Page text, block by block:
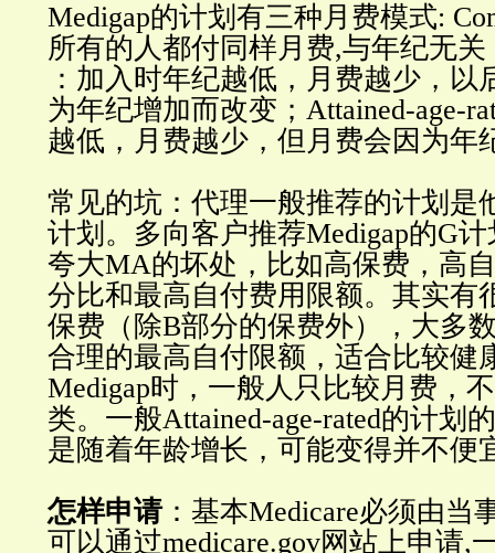
Medigap的计划有三种月费模式:
所有的人都付同样月费,与年纪无关
：加入时年纪越低，月费越少，以
为年纪增加而改变；Attained-age-
越低，月费越少，但月费会因为年
常见的坑：代理一般推荐的计划是
计划。多向客户推荐Medigap的G
夸大MA的坏处，比如高保费，高
分比和最高自付费用限额。其实有
保费（除B部分的保费外），大多
合理的最高自付限额，适合比较健
Medigap时，一般人只比较月费，
类。一般Attained-age-rated的计划
是随着年龄增长，可能变得并不便
怎样申请：基本Medicare必须由当
可以通过medicare.gov网站上申请,